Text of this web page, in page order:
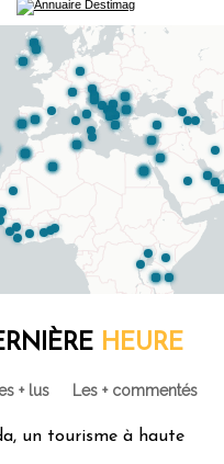
HEURE
+ lus Les + commentés
un tourisme à haute